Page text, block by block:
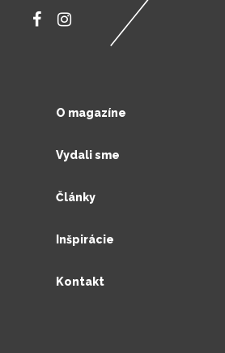
O magazíne
Vydali sme
Články
Inšpirácie
Kontakt